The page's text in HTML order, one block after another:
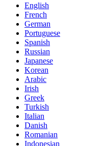
English
French
German
Portuguese
Spanish
Russian
Japanese
Korean
Arabic
Irish
Greek
Turkish
Italian
Danish
Romanian
Indonesian